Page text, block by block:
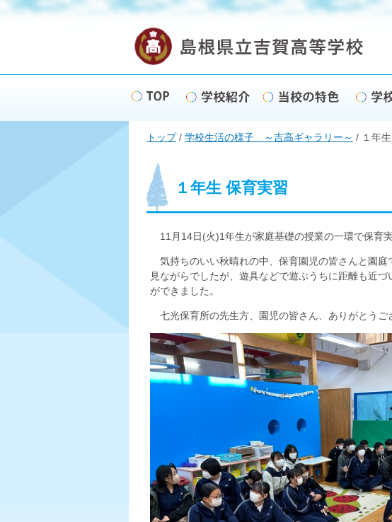
このページの本文へ
現
位
置：
トップ/ 学校生活の様子 ～吉高ギャラリー～ / １年
１年生 保育実習
11月14日(火)1年生が家庭基礎の授業の一環で保育
気持ちのいい秋晴れの中、保育園児の皆さんと園
見ながらでしたが、遊具などで遊ぶうちに距離も近
ができました。
七光保育所の先生方、園児の皆さん、ありがとうご